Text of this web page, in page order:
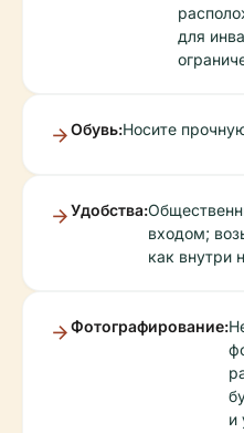
для
Обувь:Носите
Удобства:
входом;
как внутри
Фотографирование:
и